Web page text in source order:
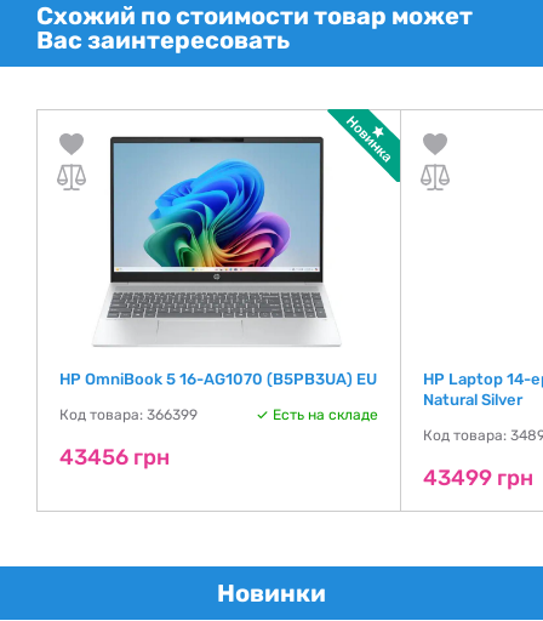
Схожий по стоимости товар может
Вас заинтересовать
HP OmniBook 5 16-AG1070 (B5PB3UA) EU
Код товара: 366399 Есть на складе
43456 грн
HP Laptop 14-
Natural Silver
Код товара:
43499 грн
Новинки